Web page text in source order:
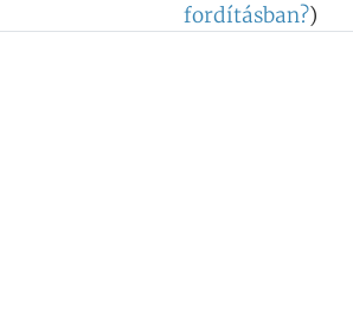
fordításban?)